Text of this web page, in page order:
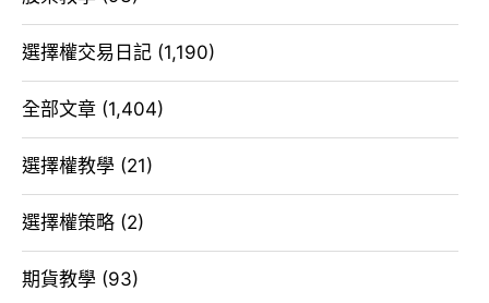
選擇權交易日記 (1,190)
全部文章 (1,404)
選擇權教學 (21)
選擇權策略 (2)
期貨教學 (93)